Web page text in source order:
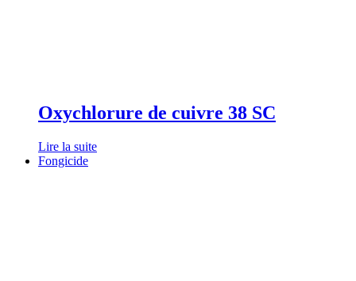
Oxychlorure de cuivre 38 SC
Lire la suite
Fongicide